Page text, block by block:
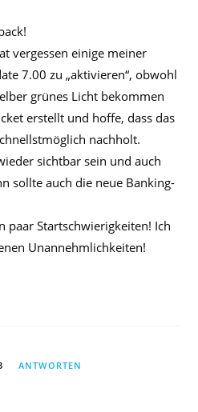
vergessen einige meiner
7.00 zu „aktivieren“, obwohl
grünes Licht bekommen
erstellt und hoffe, dass das
nachholt.
sichtbar sein und auch
sollte auch die neue Banking-
paar Startschwierigkeiten! Ich
Unannehmlichkeiten!
ANTWORTEN